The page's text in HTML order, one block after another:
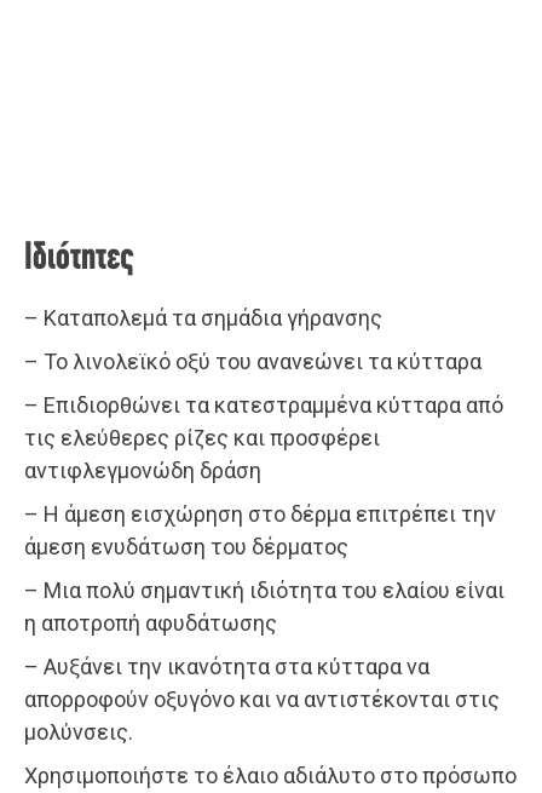
Ιδιότητες
– Καταπολεμά τα σημάδια γήρανσης
– Το λινολεϊκό οξύ του ανανεώνει τα κύτταρα
– Επιδιορθώνει τα κατεστραμμένα κύτταρα από
τις ελεύθερες ρίζες και προσφέρει
αντιφλεγμονώδη δράση
– Η άμεση εισχώρηση στο δέρμα επιτρέπει την
άμεση ενυδάτωση του δέρματος
– Μια πολύ σημαντική ιδιότητα του ελαίου είναι
η αποτροπή αφυδάτωσης
– Αυξάνει την ικανότητα στα κύτταρα να
απορροφούν οξυγόνο και να αντιστέκονται στις
μολύνσεις.
Χρησιμοποιήστε το έλαιο αδιάλυτο στο πρόσωπο